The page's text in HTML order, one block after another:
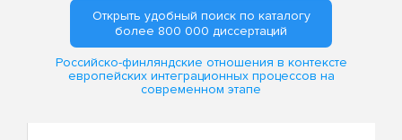
Открыть удобный поиск по каталогу
более 800 000 диссертаций
Российско-финляндские отношения в контексте
европейских интеграционных процессов на
современном этапе